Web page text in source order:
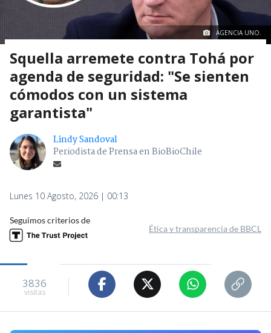
AGENCIA UNO.
Squella arremete contra Tohá por
agenda de seguridad: "Se sienten
cómodos con un sistema
garantista"
Lindy Sandoval
Periodista de Prensa en BioBioChile
Lunes 10 Agosto, 2026 | 00:13
Seguimos criterios de
Ética y transparencia de BBCL
3836
visitas